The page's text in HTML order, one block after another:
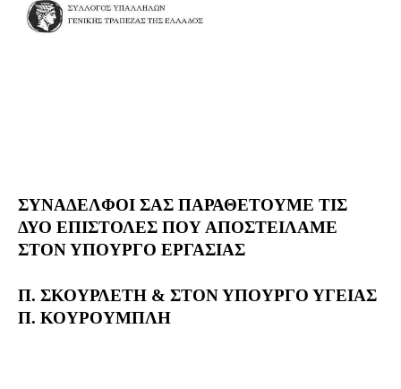
ΣΥΝΑΔΕΛΦΟΙ ΣΑΣ ΠΑΡΑΘΕΤΟΥΜΕ ΤΙΣ
ΔΥΟ ΕΠΙΣΤΟΛΕΣ ΠΟΥ ΑΠΟΣΤΕΙΛΑΜΕ
ΣΤΟΝ ΥΠΟΥΡΓΟ ΕΡΓΑΣΙΑΣ
Π. ΣΚΟΥΡΛΕΤΗ & ΣΤΟΝ ΥΠΟΥΡΓΟ ΥΓΕΙΑΣ
Π. ΚΟΥΡΟΥΜΠΛΗ